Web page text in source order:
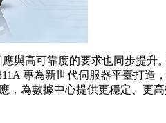
高可靠度的要求也同步提升
專為新世代伺服器平臺打造
為數據中心提供更穩定、更高